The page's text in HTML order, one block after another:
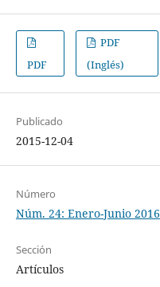
PDF
PDF
(Inglés)
Publicado
2015-12-04
Número
Núm. 24: Enero-Junio 2016
Sección
Artículos